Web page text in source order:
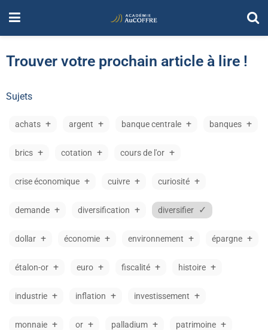
Trouver votre prochain article à lire !
Sujets
achats argent banque centrale banques
brics cotation cours de l'or
crise économique cuivre curiosité
demande diversification diversifier
dollar économie environnement épargne
étalon-or euro fiscalité histoire
industrie inflation investissement
monnaie or palladium patrimoine